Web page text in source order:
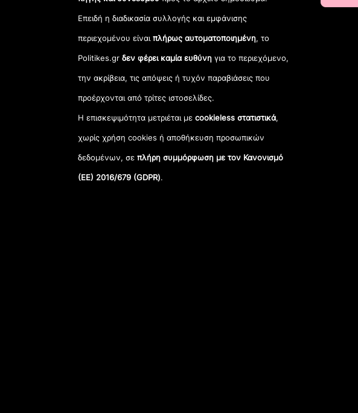
Επειδή η διαδικασία συλλογής και εμφάνισης
περιεχομένου είναιπλήρως αυτοματοποιημένη, το
Politikes.grδεν φέρει καμία ευθύνη για το περιεχόμενο,
την ακρίβεια, τις απόψεις ή τυχόν παραβιάσεις που
προέρχονται από τρίτες ιστοσελίδες.
Η επισκεψιμότητα μετριέται μεcookieless στατιστικά,
χωρίς χρήση cookies ή αποθήκευση προσωπικών
δεδομένων, σεπλήρη συμμόρφωση με τον Κανονισμό
(ΕΕ) 2016/679 (GDPR).